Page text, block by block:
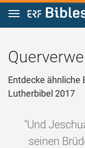
Zum Inhalt springen
Entdecke ähnliche
Lutherbibel 2017
"Und
seinen